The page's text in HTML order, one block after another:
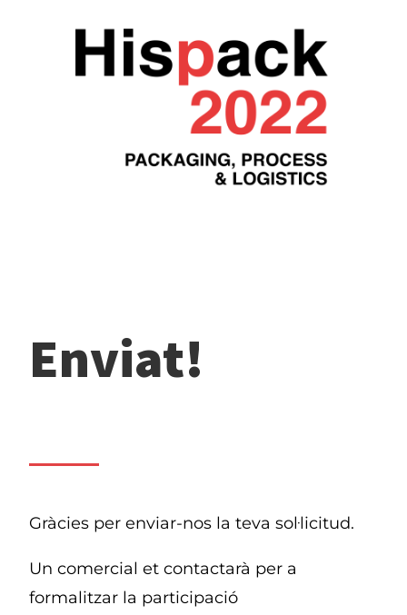
Enviat!
Gràcies per enviar-nos la teva sol·licitud.
Un comercial et contactarà per a
formalitzar la participació